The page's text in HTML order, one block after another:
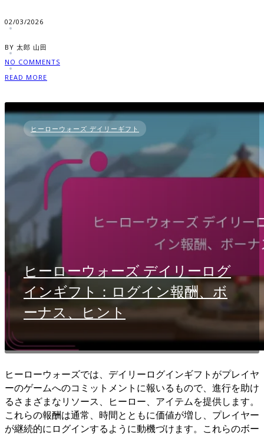
02/03/2026
BY 太郎 山田
NO COMMENTS
READ MORE
ヒーローウォーズ デイリーギフト
ヒーローウォーズ デイリーログ
インギフト：ログイン報酬、ボ
ーナス、ヒント
ヒーローウォーズでは、デイリーログインギフトがプレイヤ
ーのゲームへのコミットメントに報いるもので、進行を助け
るさまざまなリソース、ヒーロー、アイテムを提供します。
これらの報酬は通常、時間とともに価値が増し、プレイヤー
が継続的にログインするように動機づけます。これらのボー